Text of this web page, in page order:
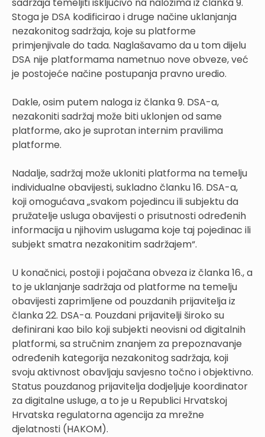
sadržaja temeljiti isključivo na nalozima iz članka 9.
Stoga je DSA kodificirao i druge načine uklanjanja
nezakonitog sadržaja, koje su platforme
primjenjivale do tada. Naglašavamo da u tom dijelu
DSA nije platformama nametnuo nove obveze, već
je postojeće načine postupanja pravno uredio.
Dakle, osim putem naloga iz članka 9. DSA-a,
nezakoniti sadržaj može biti uklonjen od same
platforme, ako je suprotan internim pravilima
platforme.
Nadalje, sadržaj može ukloniti platforma na temelju
individualne obavijesti, sukladno članku 16. DSA-a,
koji omogućava „svakom pojedincu ili subjektu da
pružatelje usluga obavijesti o prisutnosti određenih
informacija u njihovim uslugama koje taj pojedinac ili
subjekt smatra nezakonitim sadržajem“.
U konačnici, postoji i pojačana obveza iz članka 16., a
to je uklanjanje sadržaja od platforme na temelju
obavijesti zaprimljene od pouzdanih prijavitelja iz
članka 22. DSA-a. Pouzdani prijavitelji široko su
definirani kao bilo koji subjekti neovisni od digitalnih
platformi, sa stručnim znanjem za prepoznavanje
određenih kategorija nezakonitog sadržaja, koji
svoju aktivnost obavljaju savjesno točno i objektivno.
Status pouzdanog prijavitelja dodjeljuje koordinator
za digitalne usluge, a to je u Republici Hrvatskoj
Hrvatska regulatorna agencija za mrežne
djelatnosti (HAKOM).